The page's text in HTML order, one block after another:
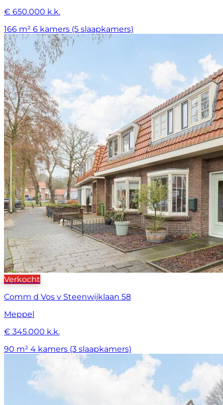
€ 650.000 k.k.
166 m² 6 kamers (5 slaapkamers)
Verkocht
Comm d Vos v Steenwijklaan 58
Meppel
€ 345.000 k.k.
90 m² 4 kamers (3 slaapkamers)